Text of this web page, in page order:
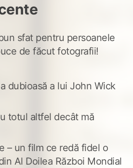
sfat pentru persoanele
de făcut fotografii!
dubioasă a lui John Wick
totul altfel decât mă
– un film ce redă fidel o
Al Doilea Război Mondial